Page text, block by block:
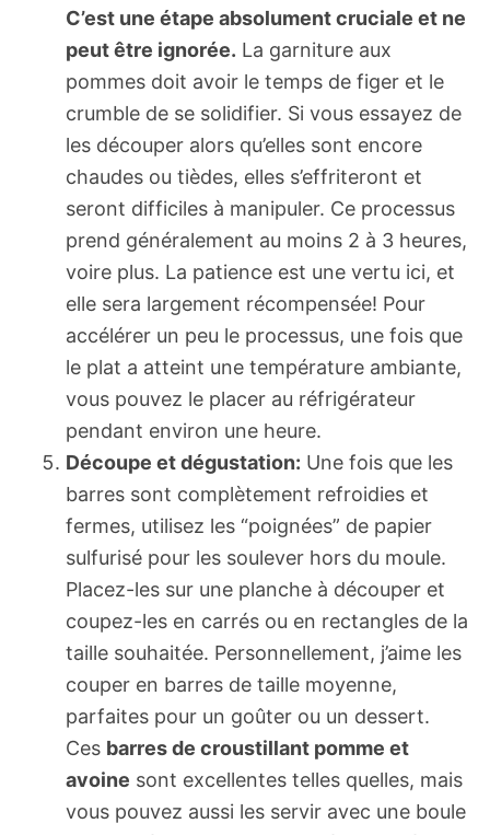
C’est une étape absolument cruciale et ne
peut être ignorée. La garniture aux
pommes doit avoir le temps de figer et le
crumble de se solidifier. Si vous essayez de
les découper alors qu’elles sont encore
chaudes ou tièdes, elles s’effriteront et
seront difficiles à manipuler. Ce processus
prend généralement au moins 2 à 3 heures,
voire plus. La patience est une vertu ici, et
elle sera largement récompensée! Pour
accélérer un peu le processus, une fois que
le plat a atteint une température ambiante,
vous pouvez le placer au réfrigérateur
pendant environ une heure.
Découpe et dégustation: Une fois que les
barres sont complètement refroidies et
fermes, utilisez les “poignées” de papier
sulfurisé pour les soulever hors du moule.
Placez-les sur une planche à découper et
coupez-les en carrés ou en rectangles de la
taille souhaitée. Personnellement, j’aime les
couper en barres de taille moyenne,
parfaites pour un goûter ou un dessert.
Ces barres de croustillant pomme et
avoine sont excellentes telles quelles, mais
vous pouvez aussi les servir avec une boule